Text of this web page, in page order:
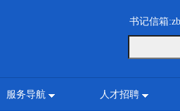
书记信箱
服务导航 人才招聘